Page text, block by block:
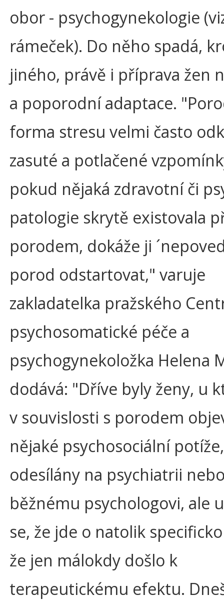
obor - psychogynekologie
rámeček). Do něho spadá,
jiného, právě i příprava žen
a poporodní adaptace.
forma stresu velmi často
zasuté a potlačené
pokud nějaká zdravotní či
patologie skrytě existovala
porodem, dokáže ji
porod odstartovat," varuje
zakladatelka pražského
psychosomatické péče a
psychogynekoložka Helena
dodává: "Dříve byly ženy, u
v souvislosti s porodem
nějaké psychosociální potíže,
odesílány na psychiatrii
běžnému psychologovi, ale
se, že jde o natolik
že jen málokdy došlo k
terapeutickému efektu.